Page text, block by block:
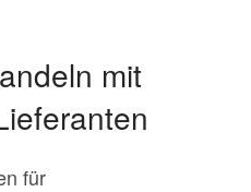
mit
für